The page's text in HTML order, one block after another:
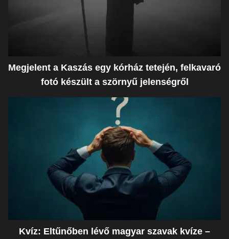
Megjelent a Kaszás egy kórház tetején, felkavaró
fotó készült a szörnyű jelenségről
Kvíz: Eltűnőben lévő magyar szavak kvíze –